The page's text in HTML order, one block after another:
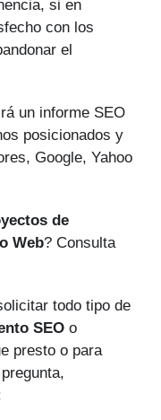
si en
con los
el
un informe SEO
posicionados y
Google, Yahoo
de
Web? Consulta
todo tipo de
SEO o
presto o para